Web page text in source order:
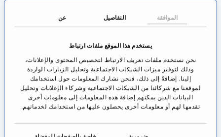
الموافقة التفاصيل عن
يستخدم هذا الموقع ملفات ارتباط
نحن نستخدم ملفات تعريف الارتباط لتخصيص المحتوى والإعلانات،
وذلك لتوفير ميزات الشبكات الاجتماعية وتحليل الزيارات الواردة
إلينا. إضافةً إلى ذلك، فنحن نشارك المعلومات حول استخدامك
لموقعنا مع شركائنا من الشبكات الاجتماعية وشركاء الإعلانات وتحليل
البيانات الذين يمكنهم إضافة هذه المعلومات إلى معلومات أخرى
تقدمها لهم أو معلومات أخرى يحصلون عليها من استخدامك لخدماتهم.
الجزء السفلي من فتحة الأنف.
لفحص تدفق الهواء من خلال الانف, يتم ادخال جهاز
يفحص الفرق في الضغط بين مدخل الأنف والبلعوم. من
خلال النتيجة يمكن معرفة فيما إذا كان هناك أي عوائق
في التنفس من خلال الأنف. لتقييم حالة الغشاء المخاطي
للأنف يتم اخذ خزعة ليتم فحصها بالميكروسكوب.
العنق: كذلك فإن تجويف الفم ومنطقة البلعوم العلوي